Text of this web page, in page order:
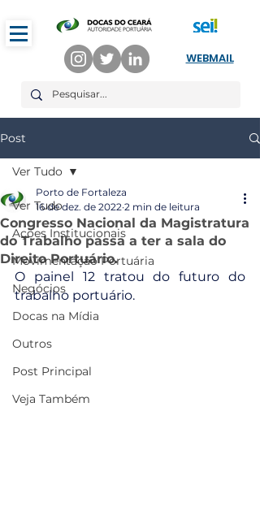
WEBMAIL
Post
Ver Tudo
Ações Institucionais
Movimentação Portuária
Negócios
Docas na Mídia
Outros
Post Principal
Veja Também
Ver Tudo
Congresso Nacional da Magistratura
do Trabalho passa a ter a sala do
Direito Portuário.
Porto de Fortaleza
16 de dez. de 2022 2 min de leitura
O painel 12 tratou do futuro do
trabalho portuário.